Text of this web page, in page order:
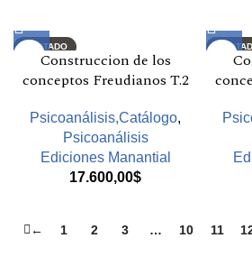
AGOTADO
Construccion de los
conceptos Freudianos T.2
Psicoanálisis,Catálogo,
Psicoanálisis
Ediciones Manantial
17.600,00$
← 1 2 3 … 10 11